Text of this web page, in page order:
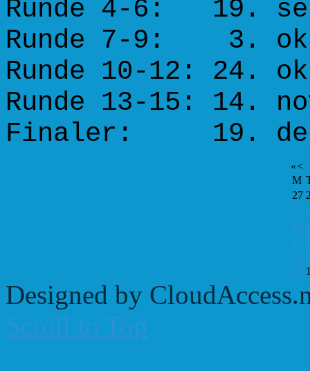
Runde 4-6: 19.
Runde 7-9: 3.
Runde 10-12: 24.
Runde 13-15: 14.
Finaler: 19.
«<
M
27
3
10
17
24
31
Designed by
Scroll to Top